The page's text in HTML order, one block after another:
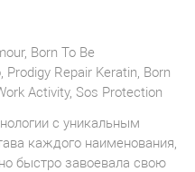
Born To Be
Prodigy Repair Keratin, Born
Activity, Sos Protection
с уникальным
каждого наименования,
быстро завоевала свою